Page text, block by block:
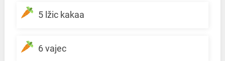
5 lžic kakaa
6 vajec